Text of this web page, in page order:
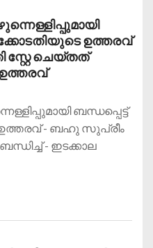
ഉത്തരവ്
ചെയ്തത്
ഉത്തരവ്
ബന്ധപ്പെട്ട്
- ബഹു സുപ്രീം
- ഇടക്കാല